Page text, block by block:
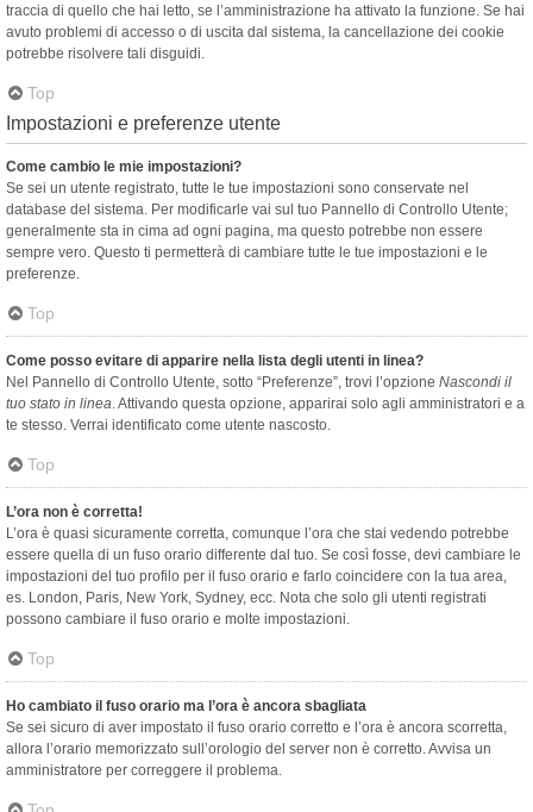
traccia di quello che hai letto, se l’amministrazione ha attivato la funzione. Se hai
avuto problemi di accesso o di uscita dal sistema, la cancellazione dei cookie
potrebbe risolvere tali disguidi.
Top
Impostazioni e preferenze utente
Come cambio le mie impostazioni?
Se sei un utente registrato, tutte le tue impostazioni sono conservate nel
database del sistema. Per modificarle vai sul tuo Pannello di Controllo Utente;
generalmente sta in cima ad ogni pagina, ma questo potrebbe non essere
sempre vero. Questo ti permetterà di cambiare tutte le tue impostazioni e le
preferenze.
Top
Come posso evitare di apparire nella lista degli utenti in linea?
Nel Pannello di Controllo Utente, sotto “Preferenze”, trovi l’opzione Nascondi il
tuo stato in linea. Attivando questa opzione, apparirai solo agli amministratori e a
te stesso. Verrai identificato come utente nascosto.
Top
L’ora non è corretta!
L’ora è quasi sicuramente corretta, comunque l’ora che stai vedendo potrebbe
essere quella di un fuso orario differente dal tuo. Se così fosse, devi cambiare le
impostazioni del tuo profilo per il fuso orario e farlo coincidere con la tua area,
es. London, Paris, New York, Sydney, ecc. Nota che solo gli utenti registrati
possono cambiare il fuso orario e molte impostazioni.
Top
Ho cambiato il fuso orario ma l’ora è ancora sbagliata
Se sei sicuro di aver impostato il fuso orario corretto e l’ora è ancora scorretta,
allora l’orario memorizzato sull’orologio del server non è corretto. Avvisa un
amministratore per correggere il problema.